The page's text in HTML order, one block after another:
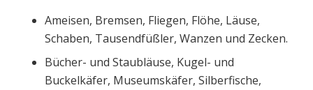
Ameisen, Bremsen, Fliegen, Flöhe, Läuse,
Schaben, Tausendfüßler, Wanzen und Zecken.
Bücher- und Staubläuse, Kugel- und
Buckelkäfer, Museumskäfer, Silberfische,